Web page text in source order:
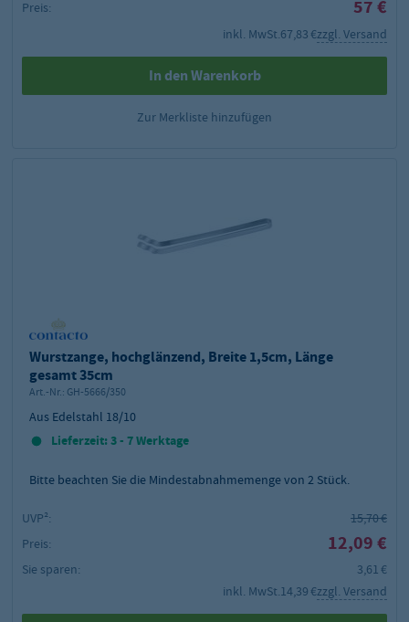
Preis: 57 €
inkl. MwSt.67,83 €zzgl. Versand
In den Warenkorb
Zur Merkliste hinzufügen
Wurstzange, hochglänzend, Breite 1,5cm, Länge
gesamt 35cm
Art.-Nr.: GH-5666/350
Aus Edelstahl 18/10
Lieferzeit: 3 - 7 Werktage
Bitte beachten Sie die Mindestabnahmemenge von 2 Stück.
UVP²:
15,70 €
Preis:
12,09 €
Sie sparen:
3,61 €
inkl. MwSt.14,39 €zzgl. Versand